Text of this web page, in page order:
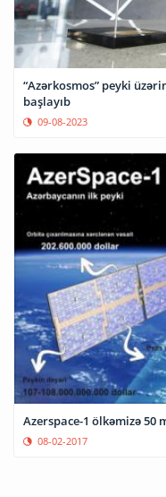
“Azərkosmos” peyki
başlayıb
09-08-2023
Azerspace-1 ölkəmizə 50
08-02-2017